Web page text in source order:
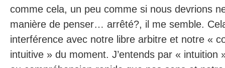
comme cela, un peu comme si nous devrions
manière de penser… arrêté?, il me semble.
interférence avec notre libre arbitre et notre «
intuitive » du moment. J’entends par « intuition